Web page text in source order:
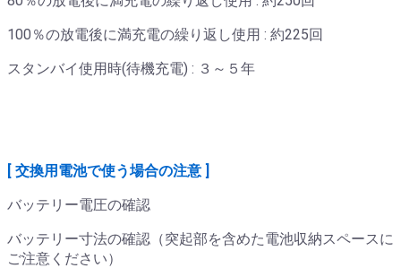
100％の放電後に満充電の繰り返し使用 : 約225回
スタンバイ使用時(待機充電) : ３～５年
[ 交換用電池で使う場合の注意 ]
バッテリー電圧の確認
バッテリー寸法の確認（突起部を含めた電池収納スペースに
ご注意ください）